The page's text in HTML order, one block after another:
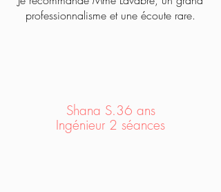
professionnalisme et une écoute rare.
Shana S.36 ans
Ingénieur 2 séances